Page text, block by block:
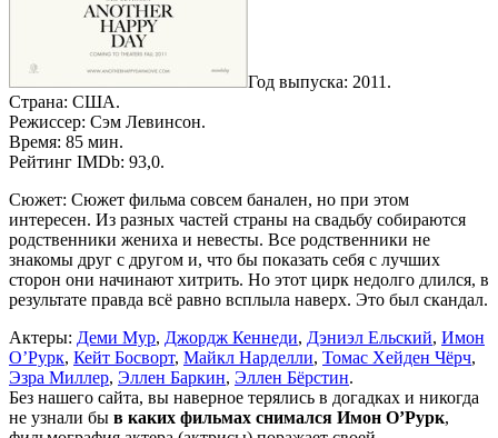
Год выпуска: 2011.
Страна: США.
Режиссер: Сэм Левинсон.
Время: 85 мин.
Рейтинг IMDb: 93,0.
Сюжет: Сюжет фильма совсем банален, но при этом
интересен. Из разных частей страны на свадьбу собираются
родственники жениха и невесты. Все родственники не
знакомы друг с другом и, что бы показать себя с лучших
сторон они начинают хитрить. Но этот цирк недолго длился, в
результате правда всё равно всплыла наверх. Это был скандал.
Актеры: Деми Мур, Джордж Кеннеди, Дэниэл Ельский, Имон
О’Рурк, Кейт Босворт, Майкл Нарделли, Томас Хейден Чёрч,
Эзра Миллер, Эллен Баркин, Эллен Бёрстин.
Без нашего сайта, вы наверное терялись в догадках и никогда
не узнали бы в каких фильмах снимался Имон О’Рурк,